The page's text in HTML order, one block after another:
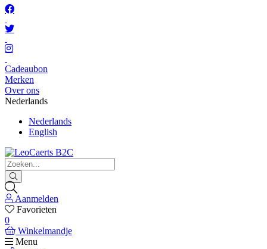
Cadeaubon
Merken
Over ons
Nederlands
Nederlands
English
Aanmelden
Favorieten
0
Winkelmandje
Menu